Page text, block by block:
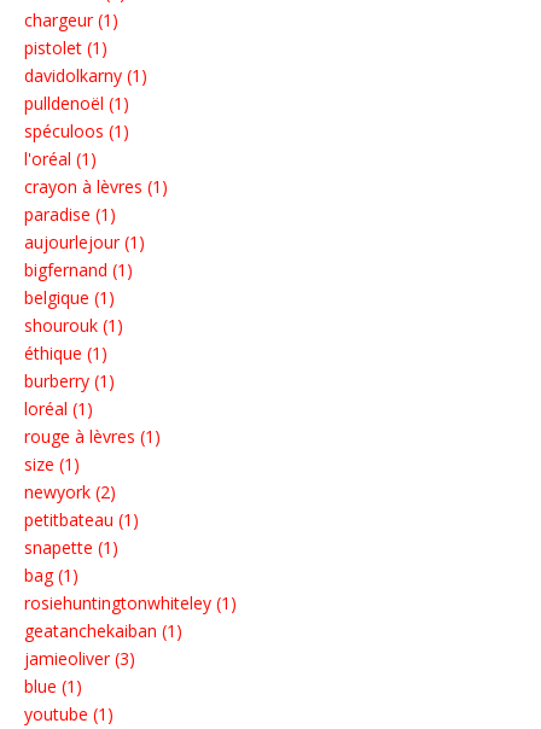
chargeur (1)
pistolet (1)
davidolkarny (1)
pulldenoël (1)
spéculoos (1)
l'oréal (1)
crayon à lèvres (1)
paradise (1)
aujourlejour (1)
bigfernand (1)
belgique (1)
shourouk (1)
éthique (1)
burberry (1)
loréal (1)
rouge à lèvres (1)
size (1)
newyork (2)
petitbateau (1)
snapette (1)
bag (1)
rosiehuntingtonwhiteley (1)
geatanchekaiban (1)
jamieoliver (3)
blue (1)
youtube (1)